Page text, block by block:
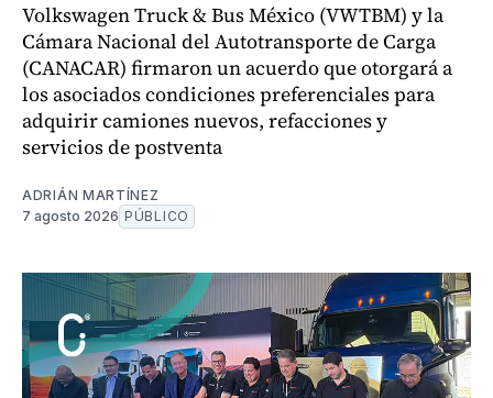
Volkswagen Truck & Bus México (VWTBM) y la
Cámara Nacional del Autotransporte de Carga
(CANACAR) firmaron un acuerdo que otorgará a
los asociados condiciones preferenciales para
adquirir camiones nuevos, refacciones y
servicios de postventa
ADRIÁN MARTÍNEZ
7 agosto 2026 PÚBLICO